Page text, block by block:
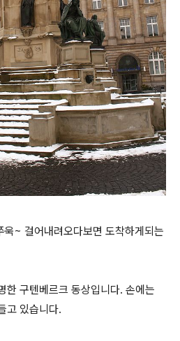
~ 걸어내려오다보면 도착하게되는
한 구텐베르크 동상입니다. 손에는
고 있습니다.